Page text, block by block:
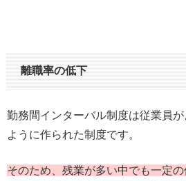
離職率の低下
勤務間インターバル制度は従業員
ように作られた制度です。
そのため、残業が多い中でも一定